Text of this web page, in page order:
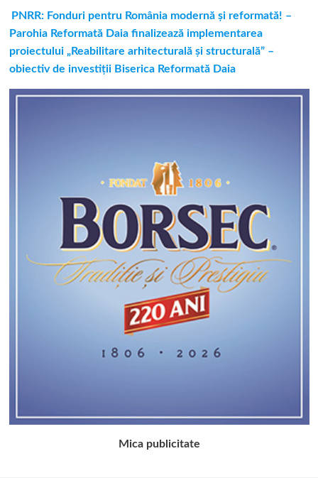
PNRR: Fonduri pentru România modernă și reformată! –
Parohia Reformată Daia finalizează implementarea
proiectului „Reabilitare arhitecturală și structurală” –
obiectiv de investiții Biserica Reformată Daia
Mica publicitate